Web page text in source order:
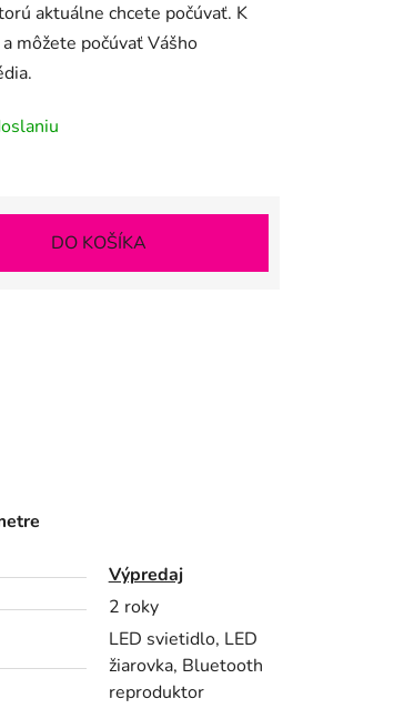
aktuálne chcete počúvať. K
môžete počúvať Vášho
DO KOŠÍKA
Výpredaj
2 roky
LED svietidlo, LED
žiarovka, Bluetooth
reproduktor